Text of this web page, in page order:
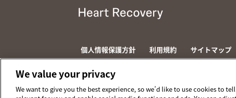
個人情報保護方針 利用規約 サイトマップ
© 2026 ABIOMED. All rights reserved.
We value your privacy
We want to give you the best experience, so we’d like to use cookies to